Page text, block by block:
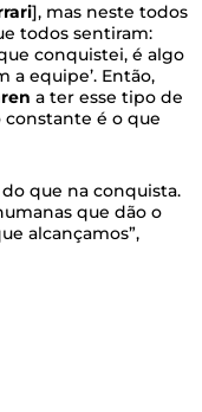
], mas neste todos
todos sentiram:
conquistei, é algo
a equipe’. Então,
a ter esse tipo de
é o que
que na conquista.
que dão o
alcançamos”,